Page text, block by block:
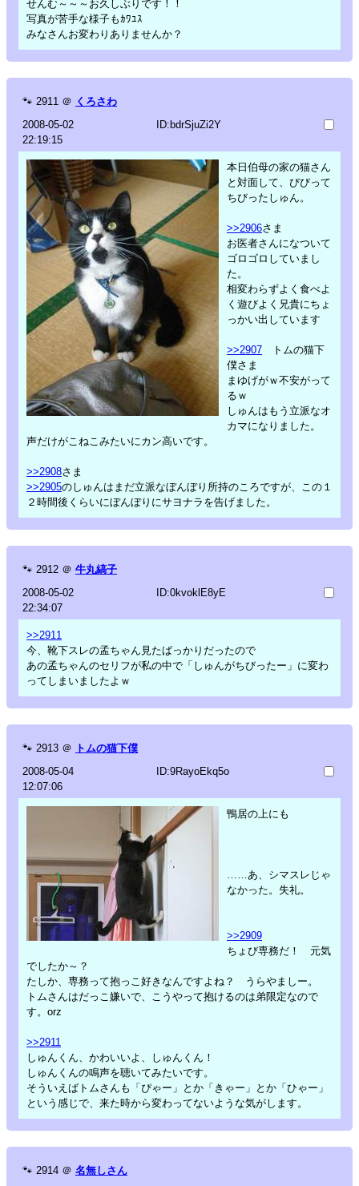
せんむ～～～お久しぶりです！！
写真が苦手な様子もｶﾜﾕｽ
みなさんお変わりありませんか？
🐾 2911 ＠ くろさわ
2008-05-02
22:19:15
ID:bdrSjuZi2Y
本日伯母の家の猫さん
と対面して、びびって
ちびったしゅん。
>>2906さま
お医者さんになついて
ゴロゴロしていまし
た。
相変わらずよく食べよ
く遊びよく兄貴にちょ
っかい出しています
>>2907 トムの猫下
僕さま
まゆげがｗ不安がって
るｗ
しゅんはもう立派なオ
カマになりました。
声だけがこねこみたいにカン高いです。
>>2908さま
>>2905のしゅんはまだ立派なぼんぼり所持のころですが、この１
２時間後くらいにぼんぼりにサヨナラを告げました。
🐾 2912 ＠ 牛丸縞子
2008-05-02
22:34:07
ID:0kvoklE8yE
>>2911
今、靴下スレの孟ちゃん見たばっかりだったので
あの孟ちゃんのセリフが私の中で「しゅんがちびったー」に変わ
ってしまいましたよｗ
🐾 2913 ＠ トムの猫下僕
2008-05-04
12:07:06
ID:9RayoEkq5o
鴨居の上にも
……あ、シマスレじゃ
なかった。失礼。
>>2909
ちょび専務だ！ 元気
でしたか～？
たしか、専務って抱っこ好きなんですよね？ うらやましー。
トムさんはだっこ嫌いで、こうやって抱けるのは弟限定なので
す。orz
>>2911
しゅんくん、かわいいよ、しゅんくん！
しゅんくんの鳴声を聴いてみたいです。
そういえばトムさんも「ぴゃー」とか「きゃー」とか「ひゃー」
という感じで、来た時から変わってないような気がします。
🐾 2914 ＠ 名無しさん